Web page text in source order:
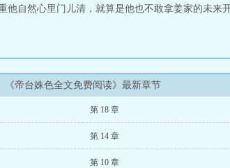
自然心里门儿清，就算是他也不敢拿姜家的未来
《帝台姝色全文免费阅读》最新章节
第 18 章
第 14 章
第 10 章